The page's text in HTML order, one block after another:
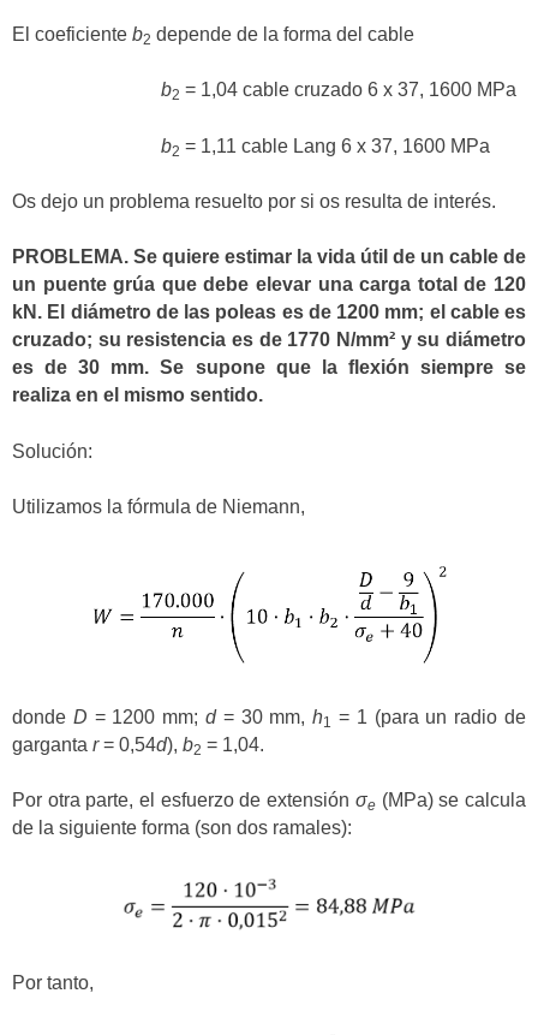
El coeficiente b2 depende de la forma del cable
b2 = 1,04 cable cruzado 6 x 37, 1600 MPa
b2 = 1,11 cable Lang 6 x 37, 1600 MPa
Os dejo un problema resuelto por si os resulta de interés.
PROBLEMA. Se quiere estimar la vida útil de un cable de
un puente grúa que debe elevar una carga total de 120
kN. El diámetro de las poleas es de 1200 mm; el cable es
cruzado; su resistencia es de 1770 N/mm² y su diámetro
es de 30 mm. Se supone que la flexión siempre se
realiza en el mismo sentido.
Solución:
Utilizamos la fórmula de Niemann,
donde D = 1200 mm;d= 30 mm,h1
= 1 (para un radio de
garganta r= 0,54d), b2 = 1,04.
Por otra parte, el esfuerzo de extensión σe(MPa) se calcula
de la siguiente forma (son dos ramales):
Por tanto,